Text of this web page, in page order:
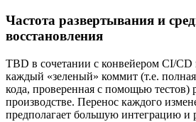
Частота развертывания и
восстановления
TBD в сочетании с конвейером CI/CD
каждый «зеленый» коммит (т.е.
кода, проверенная с помощью тестов)
производстве. Перенос каждого
предполагает большую интеграцию и